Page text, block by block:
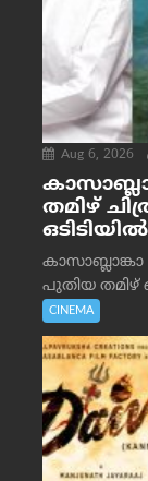
Aug 6, 2026
തമിഴ്
പുതിയ തമിഴ്
CINEMA